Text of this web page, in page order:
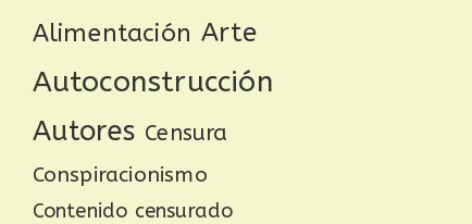
Alimentación Arte
Autoconstrucción
Autores Censura
Conspiracionismo
Contenido censurado